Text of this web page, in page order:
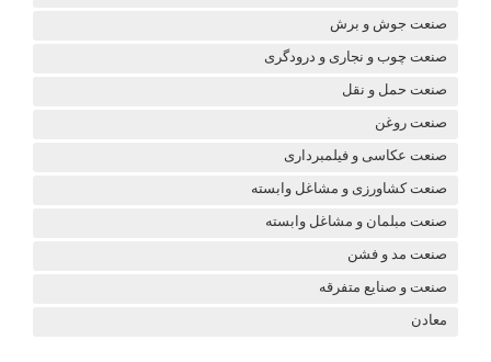
صنعت جوش و برش
صنعت چوب و نجاری و درودگری
صنعت حمل و نقل
صنعت روغن
صنعت عکاسی و فیلمبرداری
صنعت کشاورزی و مشاغل وابسته
صنعت مبلمان و مشاغل وابسته
صنعت مد و فشن
صنعت و صنایع متفرقه
معادن